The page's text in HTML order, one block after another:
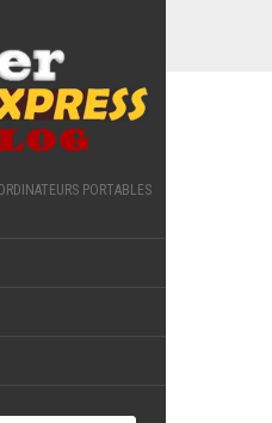
PORTABLES